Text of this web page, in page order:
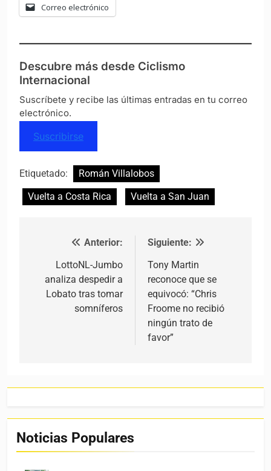
Correo electrónico
Descubre más desde Ciclismo
Internacional
Suscríbete y recibe las últimas entradas en tu correo
electrónico.
Suscribirse
Etiquetado:
Román Villalobos
Vuelta a Costa Rica
Vuelta a San Juan
Navegación de entradas
Anterior:
LottoNL-Jumbo
analiza despedir a
Lobato tras tomar
somníferos
Siguiente:
Tony Martin
reconoce que se
equivocó: “Chris
Froome no recibió
ningún trato de
favor”
Noticias Populares